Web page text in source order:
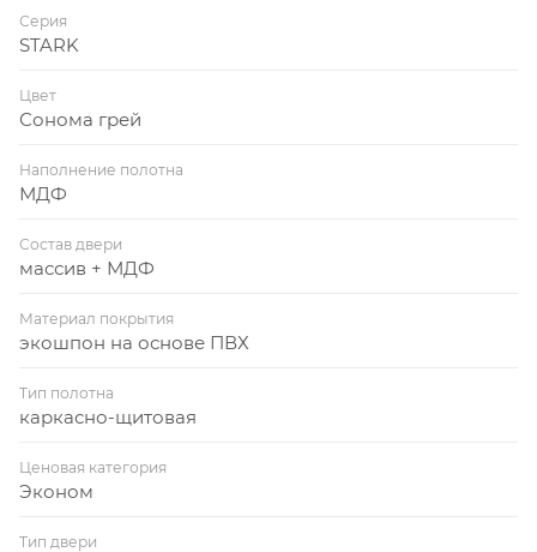
Серия
STARK
Цвет
Сонома грей
Наполнение полотна
МДФ
Состав двери
массив + МДФ
Материал покрытия
экошпон на основе ПВХ
Тип полотна
каркасно-щитовая
Ценовая категория
Эконом
Тип двери